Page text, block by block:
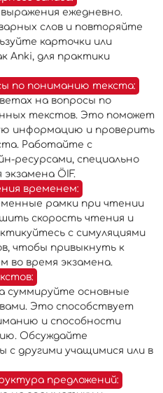
ежедневно.
слов и повторяйте
карточки или
Anki, для практики
по пониманию текста:
на вопросы по
текстов. Это поможет
информацию и проверить
Работайте с
ресурсами, специально
ÖIF.
временем:
рамки при чтении
скорость чтения и
с симуляциями
чтобы привыкнуть к
во время экзамена.
суммируйте основные
Это способствует
и способности
Обсуждайте
другими учащимися или в
предложений: